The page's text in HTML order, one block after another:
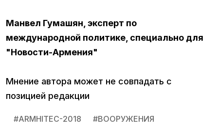
Манвел Гумашян, эксперт по
международной политике, специально для
"Новости-Армения"
Мнение автора может не совпадать с
позицией редакции
#ARMHITEC-2018 #ВООРУЖЕНИЯ